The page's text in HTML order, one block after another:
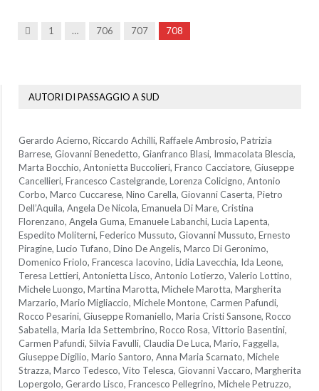
Precedenti
1 … 706 707 708
AUTORI DI PASSAGGIO A SUD
Gerardo Acierno, Riccardo Achilli, Raffaele Ambrosio, Patrizia
Barrese, Giovanni Benedetto, Gianfranco Blasi, Immacolata Blescia,
Marta Bocchio, Antonietta Buccolieri, Franco Cacciatore, Giuseppe
Cancellieri, Francesco Castelgrande, Lorenza Colicigno, Antonio
Corbo, Marco Cuccarese, Nino Carella, Giovanni Caserta, Pietro
Dell’Aquila, Angela De Nicola, Emanuela Di Mare, Cristina
Florenzano, Angela Guma, Emanuele Labanchi, Lucia Lapenta,
Espedito Moliterni, Federico Mussuto, Giovanni Mussuto, Ernesto
Piragine, Lucio Tufano, Dino De Angelis, Marco Di Geronimo,
Domenico Friolo, Francesca Iacovino, Lidia Lavecchia, Ida Leone,
Teresa Lettieri, Antonietta Lisco, Antonio Lotierzo, Valerio Lottino,
Michele Luongo, Martina Marotta, Michele Marotta, Margherita
Marzario, Mario Migliaccio, Michele Montone, Carmen Pafundi,
Rocco Pesarini, Giuseppe Romaniello, Maria Cristi Sansone, Rocco
Sabatella, Maria Ida Settembrino, Rocco Rosa, Vittorio Basentini,
Carmen Pafundi, Silvia Favulli, Claudia De Luca, Mario, Faggella,
Giuseppe Digilio, Mario Santoro, Anna Maria Scarnato, Michele
Strazza, Marco Tedesco, Vito Telesca, Giovanni Vaccaro, Margherita
Lopergolo, Gerardo Lisco, Francesco Pellegrino, Michele Petruzzo,